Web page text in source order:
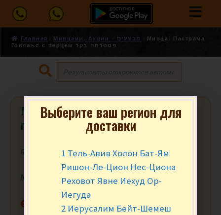
Главная Мивцаим, Акции - מבצעים
Мивца! Пастрама
Говяжья с перцем פסטרמה בקר
Мивца! Пастрама Говяжья с
перцем פסטרמה בקר
₪ ₪10.90 за 100 гр.
Мивца от 400 гр. (4)
Нет в наличии
Выберите ваш регион для
доставки
1 Тель-Авив Холон Бат-Ям
Ришон-Ле-Цион Нес-Циона
Реховот Явне Иехуд Ор-
Иегуда
2 Иерусалим Бейт-Шемеш